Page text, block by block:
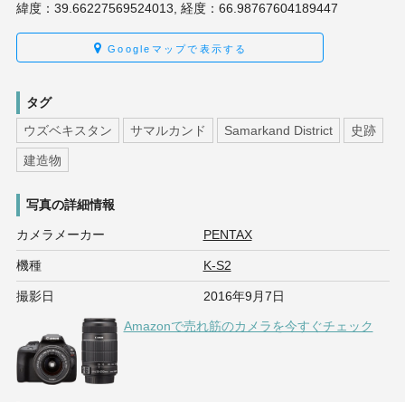
緯度：39.66227569524013, 経度：66.98767604189447
Googleマップで表示する
タグ
ウズベキスタン
サマルカンド Samarkand District 史跡
建造物
写真の詳細情報
カメラメーカー PENTAX
機種 K-S2
撮影日 2016年9月7日
Amazonで売れ筋のカメラを今すぐチェック